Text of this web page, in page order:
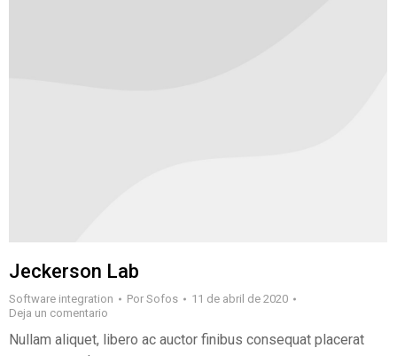
Jeckerson Lab
Software integration Por Sofos
11 de abril de 2020
Deja un comentario
Nullam aliquet, libero ac auctor finibus consequat placerat